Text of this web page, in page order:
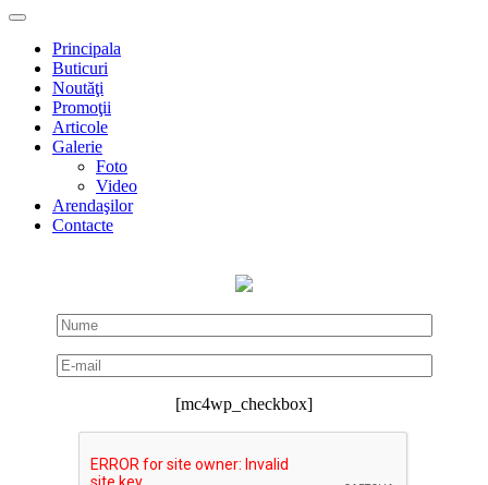
Principala
Buticuri
Noutăţi
Promoţii
Articole
Galerie
Foto
Video
Arendaşilor
Contacte
[mc4wp_checkbox]